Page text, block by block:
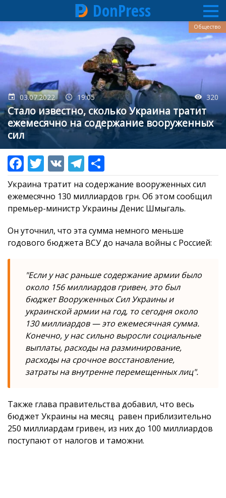
Перейти
к
основному
DonPress
03.07.2022 19:05 320
Стало известно, сколько Украина тратит
ежемесячно на содержание вооруженных
сил
Общество
Украина тратит на содержание вооруженных сил
ежемесячно 130 миллиардов грн. Об этом сообщил
премьер-министр Украины Денис Шмыгаль.
Он уточнил, что эта сумма немного меньше
годового бюджета ВСУ до начала войны с Россией:
"Если у нас раньше содержание армии было
около 156 миллиардов гривен, это был
бюджет Вооруженных Сил Украины и
украинской армии на год, то сегодня около
130 миллиардов — это ежемесячная сумма.
Конечно, у нас сильно выросли социальные
выплаты, расходы на разминирование,
расходы на срочное восстановление,
затраты на внутренне перемещенных лиц".
Также глава правительства добавил, что весь
бюджет Украины на месяц равен приблизительно
250 миллиардам гривен, из них до 100 миллиардов
поступают от налогов и таможни.